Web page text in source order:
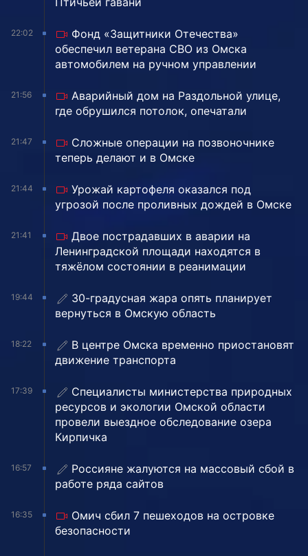
22:02
Фонд «Защитники Отечества»
обеспечил ветерана СВО из Омска
автомобилем на ручном управлении
21:56
Аварийный дом на Раздольной улице,
где обрушился потолок, опечатали
21:47
Сложные операции на позвоночнике
теперь делают и в Омске
21:44
Урожай картофеля оказался под
угрозой после проливных дождей в Омске
21:41
Двое пострадавших в аварии на
Ленинградской площади находятся в
тяжёлом состоянии в реанимации
19:44
30-градусная жара опять планирует
вернуться в Омскую область
18:22
В центре Омска временно приостановят
движение транспорта
17:39
Специалисты министерства природных
ресурсов и экологии Омской области
провели выездное обследование озера
Кирпичка
16:57
Россияне жалуются на массовый сбой в
работе ряда сайтов
16:35
Омич сбил 7 пешеходов на островке
безопасности